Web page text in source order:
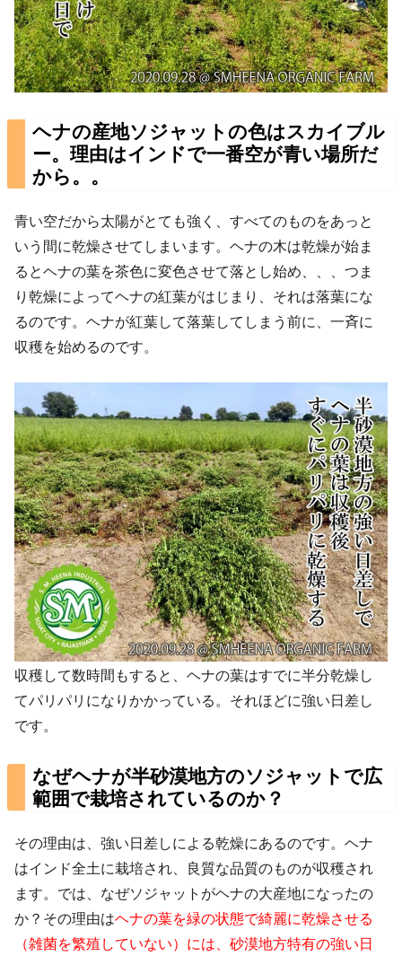
ヘナの産地ソジャットの色はスカイブル
ー。理由はインドで一番空が青い場所だ
から。。
青い空だから太陽がとても強く、すべてのものをあっと
いう間に乾燥させてしまいます。ヘナの木は乾燥が始ま
るとヘナの葉を茶色に変色させて落とし始め、、、つま
り乾燥によってヘナの紅葉がはじまり、それは落葉にな
るのです。ヘナが紅葉して落葉してしまう前に、一斉に
収穫を始めるのです。
収穫して数時間もすると、ヘナの葉はすでに半分乾燥し
てパリパリになりかかっている。それほどに強い日差し
です。
なぜヘナが半砂漠地方のソジャットで広
範囲で栽培されているのか？
その理由は、強い日差しによる乾燥にあるのです。ヘナ
はインド全土に栽培され、良質な品質のものが収穫され
ます。では、なぜソジャットがヘナの大産地になったの
か？その理由はヘナの葉を緑の状態で綺麗に乾燥させる
（雑菌を繁殖していない）には、砂漠地方特有の強い日